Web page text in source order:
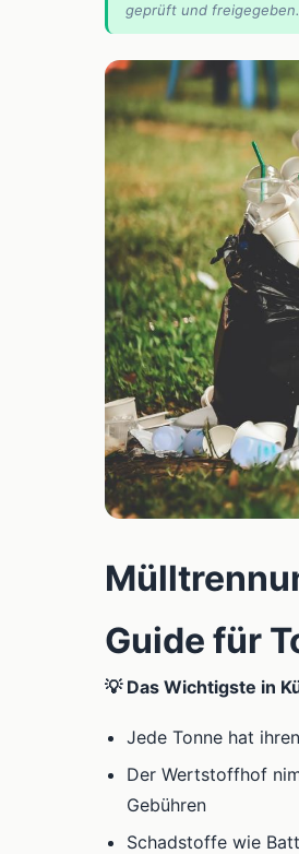
geprüft und freigegeben.
📰
Guide für
💡 Das Wichtigste in
Jede Tonne hat
Der Wertstoffhof
Gebühren
Schadstoffe wie